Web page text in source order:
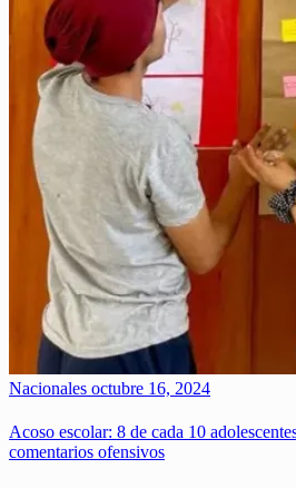
Nacionales octubre 16, 2024
Acoso escolar: 8 de cada 10
comentarios ofensivos